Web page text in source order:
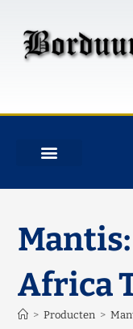
Africa
> Producten >